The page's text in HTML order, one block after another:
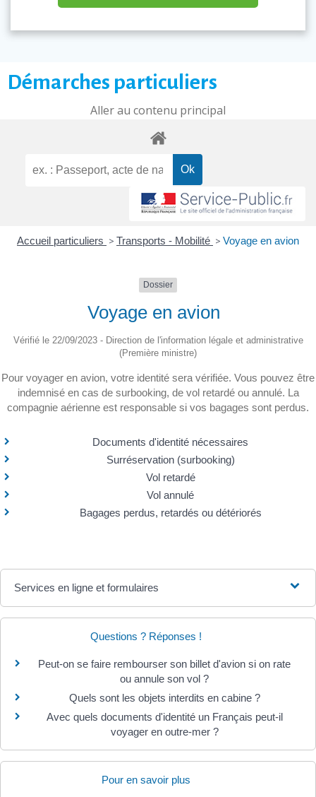
Démarches particuliers
Aller au contenu principal
Accueil particuliers > Transports - Mobilité > Voyage en avion
Dossier
Voyage en avion
Vérifié le 22/09/2023 - Direction de l'information légale et administrative
(Première ministre)
Pour voyager en avion, votre identité sera vérifiée. Vous pouvez être
indemnisé en cas de surbooking, de vol retardé ou annulé. La
compagnie aérienne est responsable si vos bagages sont perdus.
Documents d'identité nécessaires
Surréservation (surbooking)
Vol retardé
Vol annulé
Bagages perdus, retardés ou détériorés
Services en ligne et formulaires
Questions ? Réponses !
Peut-on se faire rembourser son billet d'avion si on rate
ou annule son vol ?
Quels sont les objets interdits en cabine ?
Avec quels documents d'identité un Français peut-il
voyager en outre-mer ?
Pour en savoir plus